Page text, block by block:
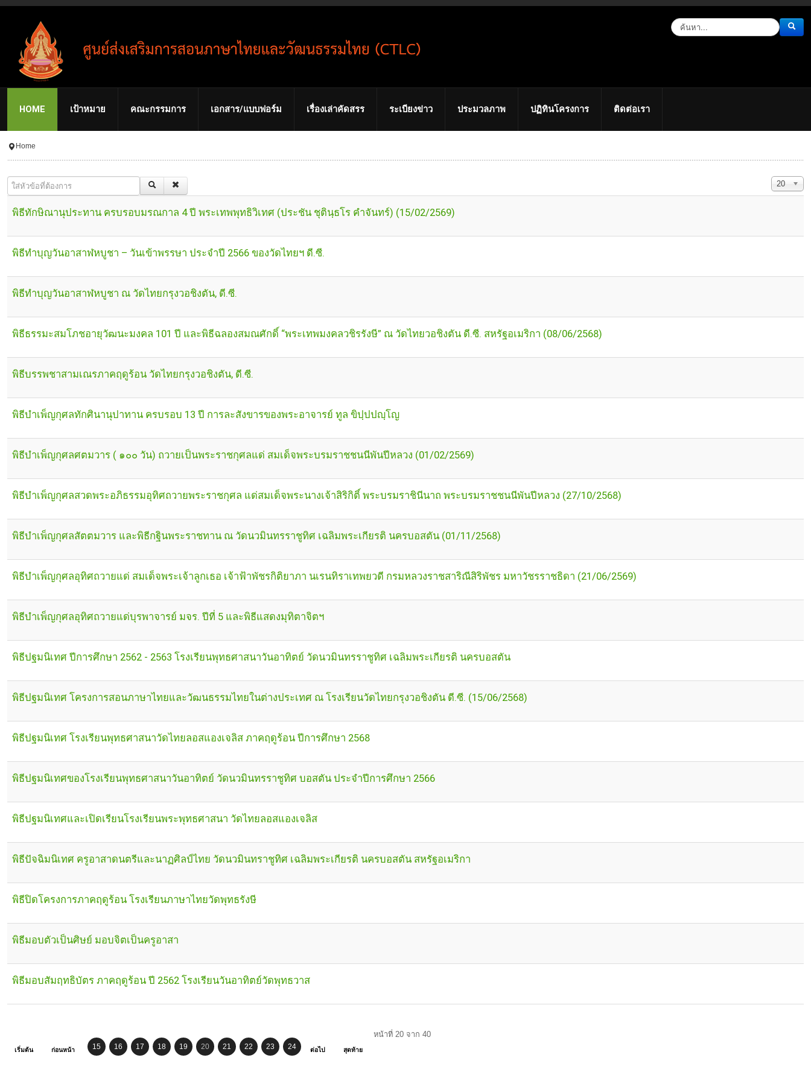
HOME เป้าหมาย คณะกรรมการ เอกสาร/แบบฟอร์ม เรื่องเล่าคัดสรร ระเบียงข่าว ประมวลภาพ ปฏิทินโครงการ ติดต่อเรา
Home
ใส่หัวข้อที่ต้องการ แสดง #
20
พิธีทักษิณานุประทาน ครบรอบมรณกาล 4 ปี พระเทพพุทธิวิเทศ (ประชัน ชุตินฺธโร คำจันทร์) (15/02/2569)
พิธีทำบุญวันอาสาฬหบูชา – วันเข้าพรรษา ประจำปี 2566 ของวัดไทยฯ ดี.ซี.
พิธีทำบุญวันอาสาฬหบูชา ณ วัดไทยกรุงวอชิงตัน, ดี.ซี.
พิธีธรรมะสมโภชอายุวัฒนะมงคล 101 ปี และพิธีฉลองสมณศักดิ์ “พระเทพมงคลวชิรรังษี” ณ วัดไทยวอชิงตัน ดี.ซี. สหรัฐอเมริกา (08/06/2568)
พิธีบรรพชาสามเณรภาคฤดูร้อน วัดไทยกรุงวอชิงตัน, ดี.ซี.
พิธีบำเพ็ญกุศลทักศินานุปาทาน ครบรอบ 13 ปี การละสังขารของพระอาจารย์ ทูล ขิปฺปปญฺโญ
พิธีบำเพ็ญกุศลศตมวาร ( ๑๐๐ วัน) ถวายเป็นพระราชกุศลแด่ สมเด็จพระบรมราชชนนีพันปีหลวง (01/02/2569)
พิธีบำเพ็ญกุศลสวดพระอภิธรรมอุทิศถวายพระราชกุศล แด่สมเด็จพระนางเจ้าสิริกิติ์ พระบรมราชินีนาถ พระบรมราชชนนีพันปีหลวง (27/10/2568)
พิธีบำเพ็ญกุศลสัตตมวาร และพิธีกฐินพระราชทาน ณ วัดนวมินทรราชูทิศ เฉลิมพระเกียรติ นครบอสตัน (01/11/2568)
พิธีบำเพ็ญกุศลอุทิศถวายแด่ สมเด็จพระเจ้าลูกเธอ เจ้าฟ้าพัชรกิติยาภา นเรนทิราเทพยวดี กรมหลวงราชสาริณีสิริพัชร มหาวัชรราชธิดา (21/06/2569)
พิธีบำเพ็ญกุศลอุทิศถวายแด่บุรพาจารย์ มจร. ปีที่ 5 และพิธีแสดงมุทิตาจิตฯ
พิธีปฐมนิเทศ ปีการศึกษา 2562 - 2563 โรงเรียนพุทธศาสนาวันอาทิตย์ วัดนวมินทรราชูทิศ เฉลิมพระเกียรติ นครบอสตัน
พิธีปฐมนิเทศ โครงการสอนภาษาไทยและวัฒนธรรมไทยในต่างประเทศ ณ โรงเรียนวัดไทยกรุงวอชิงตัน ดี.ซี. (15/06/2568)
พิธีปฐมนิเทศ โรงเรียนพุทธศาสนาวัดไทยลอสแองเจลิส ภาคฤดูร้อน ปีการศึกษา 2568
พิธีปฐมนิเทศของโรงเรียนพุทธศาสนาวันอาทิตย์ วัดนวมินทรราชูทิศ บอสตัน ประจำปีการศึกษา 2566
พิธีปฐมนิเทศและเปิดเรียนโรงเรียนพระพุทธศาสนา วัดไทยลอสแองเจลิส
พิธีปัจฉิมนิเทศ ครูอาสาดนตรีและนาฏศิลป์ไทย วัดนวมินทราชูทิศ เฉลิมพระเกียรติ นครบอสตัน สหรัฐอเมริกา
พิธีปิดโครงการภาคฤดูร้อน โรงเรียนภาษาไทยวัดพุทธรังษี
พิธีมอบตัวเป็นศิษย์ มอบจิตเป็นครูอาสา
พิธีมอบสัมฤทธิบัตร ภาคฤดูร้อน ปี 2562 โรงเรียนวันอาทิตย์วัดพุทธวาส
หน้าที่ 20 จาก 40
เริ่มต้น ก่อนหน้า 15 16 17 18 19 20 21 22 23 24 ต่อไป สุดท้าย